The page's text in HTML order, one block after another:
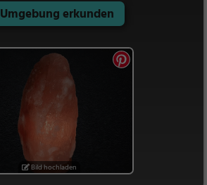
Umgebung erkunden
Bild hochladen